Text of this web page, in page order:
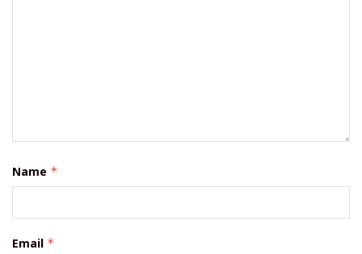
Name *
Email *